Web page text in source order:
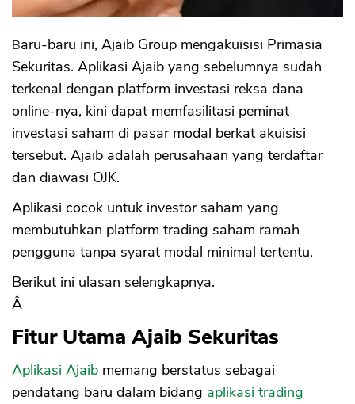
Baru-baru ini, Ajaib Group mengakuisisi Primasia
Sekuritas. Aplikasi Ajaib yang sebelumnya sudah
terkenal dengan platform investasi reksa dana
online-nya, kini dapat memfasilitasi peminat
investasi saham di pasar modal berkat akuisisi
tersebut. Ajaib adalah perusahaan yang terdaftar
dan diawasi OJK.
Aplikasi cocok untuk investor saham yang
membutuhkan platform trading saham ramah
pengguna tanpa syarat modal minimal tertentu.
Berikut ini ulasan selengkapnya.
Â
Fitur Utama Ajaib Sekuritas
Aplikasi Ajaib memang berstatus sebagai
pendatang baru dalam bidang aplikasi trading